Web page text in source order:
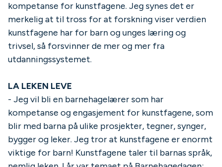
kompetanse for kunstfagene. Jeg synes det er
merkelig at til tross for at forskning viser verdien
kunstfagene har for barn og unges læring og
trivsel, så forsvinner de mer og mer fra
utdanningssystemet.
LA LEKEN LEVE
- Jeg vil bli en barnehagelærer som har
kompetanse og engasjement for kunstfagene, som
blir med barna på ulike prosjekter, tegner, synger,
bygger og leker. Jeg tror at kunstfagene er enormt
viktige for barn! Kunstfagene taler til barnas språk,